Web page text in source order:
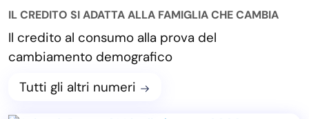
IL CREDITO SI ADATTA ALLA FAMIGLIA CHE CAMBIA
Il credito al consumo alla prova del
cambiamento demografico
Tutti gli altri numeri